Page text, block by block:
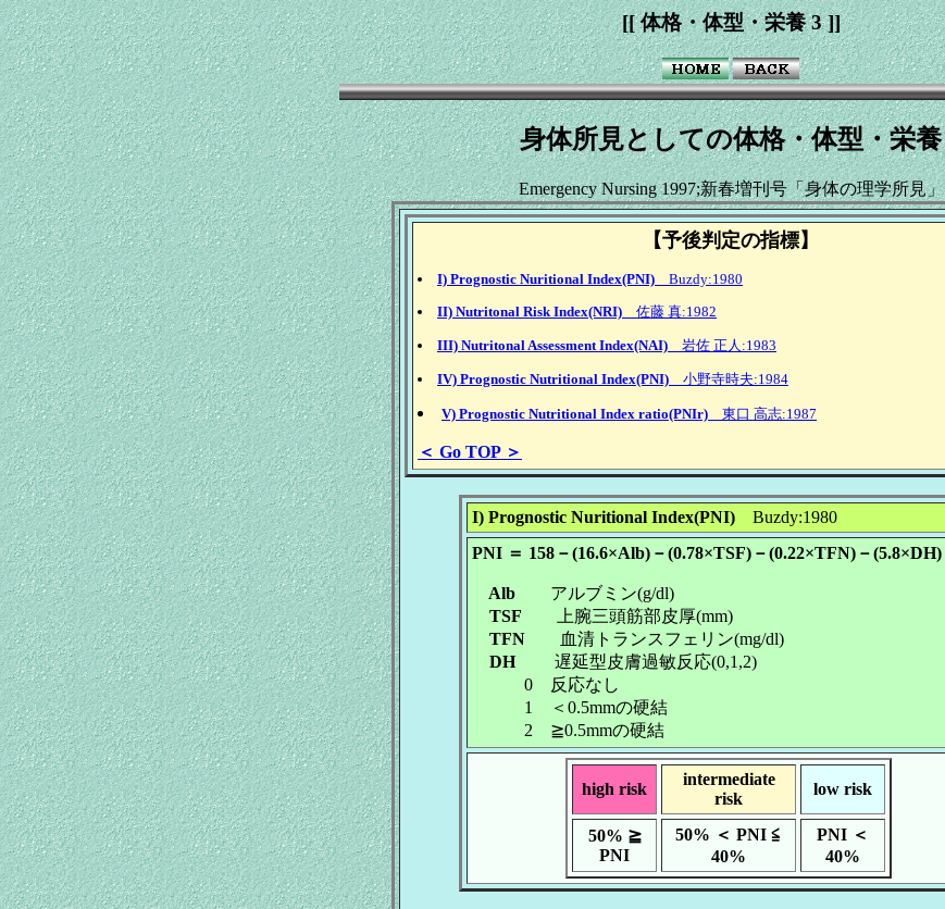
[[ 体格・体型・栄養 3 ]]
身体所見としての体格・体型・栄養
Emergency Nursing 1997;新春増刊号「身体の理学所見」
【予後判定の指標】
I) Prognostic Nuritional Index(PNI) Buzdy:1980
II) Nutritonal Risk Index(NRI) 佐藤 真:1982
III) Nutritonal Assessment Index(NAI) 岩佐 正人:1983
IV) Prognostic Nutritional Index(PNI) 小野寺時夫:1984
V) Prognostic Nutritional Index ratio(PNIr) 東口 高志:1987
＜ Go TOP ＞
I) Prognostic Nuritional Index(PNI) Buzdy:1980
PNI ＝ 158－(16.6×Alb)－(0.78×TSF)－(0.22×TFN)－(5.8×DH)
Alb アルブミン(g/dl)
TSF 上腕三頭筋部皮厚(mm)
TFN 血清トランスフェリン(mg/dl)
DH
遅延型皮膚過敏反応(0,1,2)
0 反応なし
1 ＜0.5mmの硬結
2 ≧0.5mmの硬結
high risk
intermediate
risk
low risk
50% ≧
PNI
50% ＜ PNI ≦
40%
PNI ＜
40%